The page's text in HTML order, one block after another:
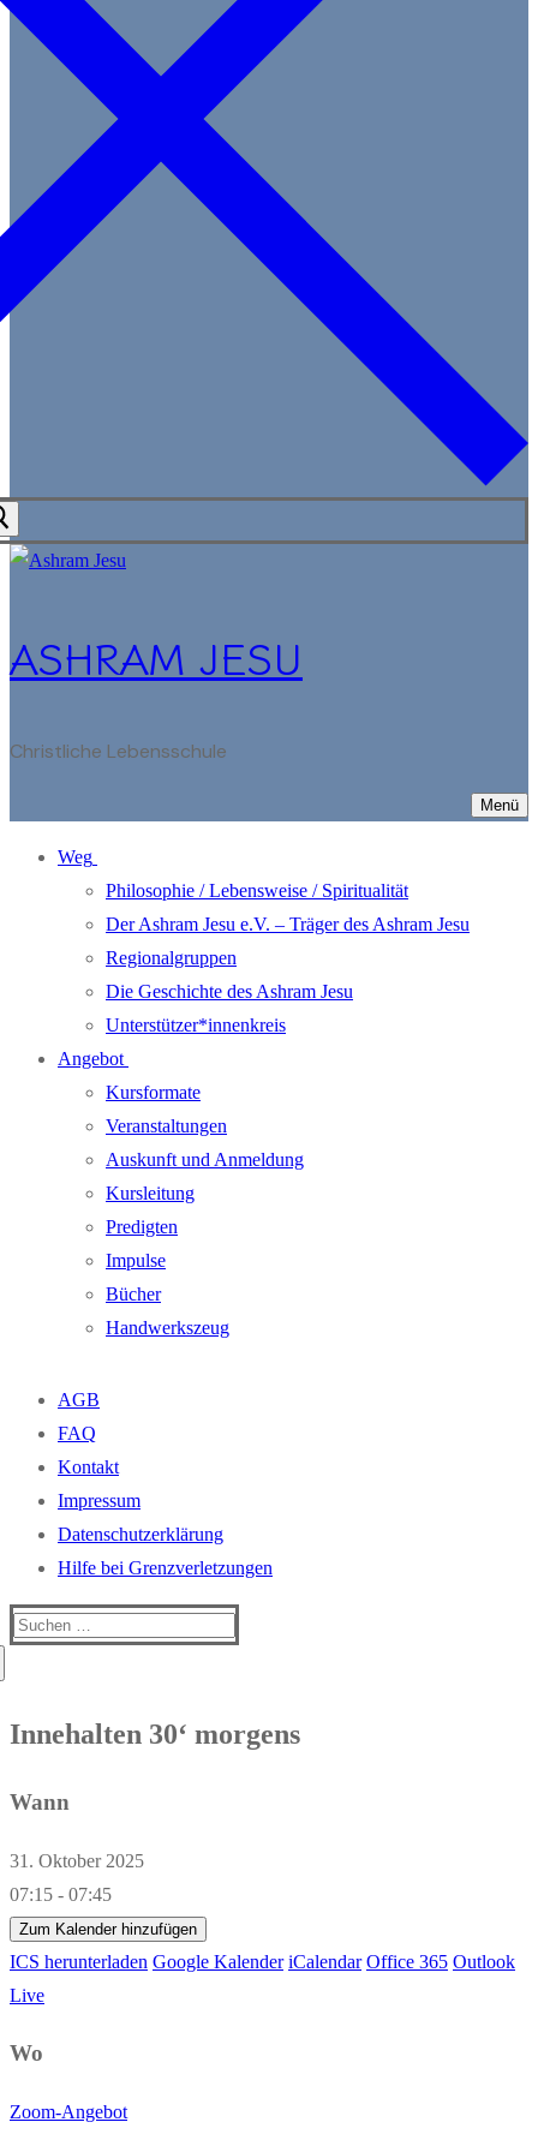
ASHRAM JESU
Christliche Lebensschule
Menü
Weg
Philosophie / Lebensweise / Spiritualität
Der Ashram Jesu e.V. – Träger des Ashram Jesu
Regionalgruppen
Die Geschichte des Ashram Jesu
Unterstützer*innenkreis
Angebot
Kursformate
Veranstaltungen
Auskunft und Anmeldung
Kursleitung
Predigten
Impulse
Bücher
Handwerkszeug
AGB
FAQ
Kontakt
Impressum
Datenschutzerklärung
Hilfe bei Grenzverletzungen
Suchen
Innehalten 30‘ morgens
Wann
31. Oktober 2025
07:15 - 07:45
Zum Kalender hinzufügen
ICS herunterladen Google Kalender iCalendar Office 365 Outlook
Live
Wo
Zoom-Angebot